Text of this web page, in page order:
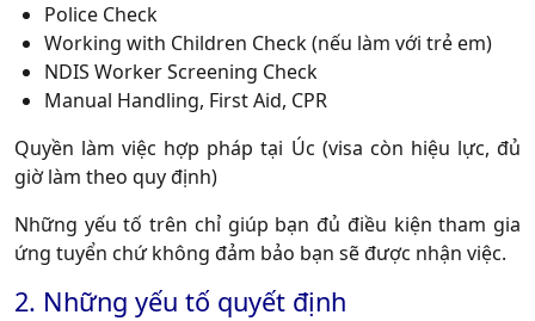
Police Check
Working with Children Check (nếu làm với trẻ em)
NDIS Worker Screening Check
Manual Handling, First Aid, CPR
Quyền làm việc hợp pháp tại Úc (visa còn hiệu lực, đủ
giờ làm theo quy định)
Những yếu tố trên chỉ giúp bạn đủ điều kiện tham gia
ứng tuyển chứ không đảm bảo bạn sẽ được nhận việc.
2. Những yếu tố quyết định